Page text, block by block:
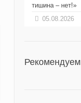
тишина – нет!»
05.08.2026
Рекомендуем